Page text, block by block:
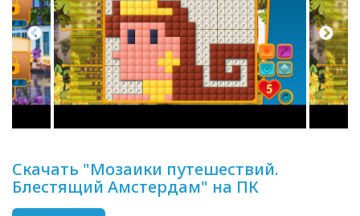
Скачать "Мозаики путешествий.
Блестящий Амстердам" на ПК